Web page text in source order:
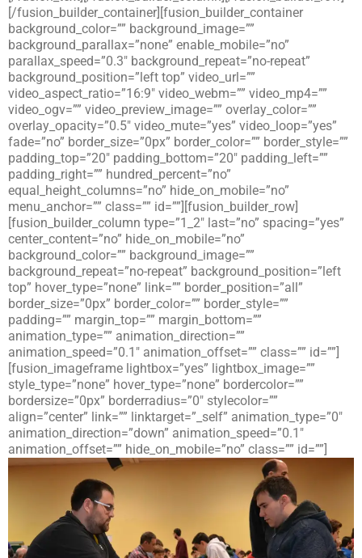
[/fusion_builder_container][fusion_builder_container
background_color=”” background_image=””
background_parallax=”none” enable_mobile=”no”
parallax_speed=”0.3″ background_repeat=”no-repeat”
background_position=”left top” video_url=””
video_aspect_ratio=”16:9″ video_webm=”” video_mp4=””
video_ogv=”” video_preview_image=”” overlay_color=””
overlay_opacity=”0.5″ video_mute=”yes” video_loop=”yes”
fade=”no” border_size=”0px” border_color=”” border_style=””
padding_top=”20″ padding_bottom=”20″ padding_left=””
padding_right=”” hundred_percent=”no”
equal_height_columns=”no” hide_on_mobile=”no”
menu_anchor=”” class=”” id=””][fusion_builder_row]
[fusion_builder_column type=”1_2″ last=”no” spacing=”yes”
center_content=”no” hide_on_mobile=”no”
background_color=”” background_image=””
background_repeat=”no-repeat” background_position=”left
top” hover_type=”none” link=”” border_position=”all”
border_size=”0px” border_color=”” border_style=””
padding=”” margin_top=”” margin_bottom=””
animation_type=”” animation_direction=””
animation_speed=”0.1″ animation_offset=”” class=”” id=””]
[fusion_imageframe lightbox=”yes” lightbox_image=””
style_type=”none” hover_type=”none” bordercolor=””
bordersize=”0px” borderradius=”0″ stylecolor=””
align=”center” link=”” linktarget=”_self” animation_type=”0″
animation_direction=”down” animation_speed=”0.1″
animation_offset=”” hide_on_mobile=”no” class=”” id=””]